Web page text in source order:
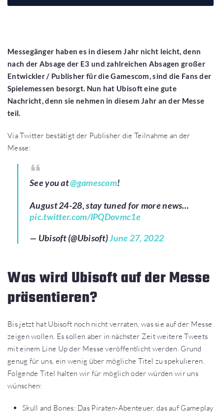
Messegänger haben es in diesem Jahr nicht leicht, denn
nach der Absage der E3 und zahlreichen Absagen großer
Entwickler / Publisher für die Gamescom, sind die Fans der
Spielemessen besorgt. Nun hat Ubisoft eine gute
Nachricht, denn sie nehmen in diesem Jahr an der Messe
teil.
Via Twitter bestätigt der Publisher die Teilnahme an der
Messe:
See you at@gamescom!
August 24-28, stay tuned for more news…
pic.twitter.com/lPQDovmc1e
— Ubisoft (@Ubisoft)June 27, 2022
Was wird Ubisoft auf der Messe
präsentieren?
Bis jetzt hat Ubisoft noch nicht verraten, was sie auf der Messe
zeigen wollen. Es sollen aber in nächster Zeit weitere Tweets
mit einem Line Up der Messe veröffentlicht werden. Grund
genug für uns, ein wenig über mögliche Titel zu spekulieren.
Folgende Titel halten wir für möglich oder würden wir uns
wünschen:
Skull and Bones: Das Piraten-Abenteuer, das auf Gameplay